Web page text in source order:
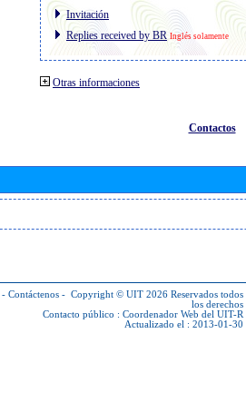
Invitación
Replies received by BR Inglés solamente
Otras informaciones
Contactos
- Contáctenos - Copyright © UIT 2026 Reservados todos
los derechos
Contacto público : Coordenador Web del UIT-R
Actualizado el : 2013-01-30